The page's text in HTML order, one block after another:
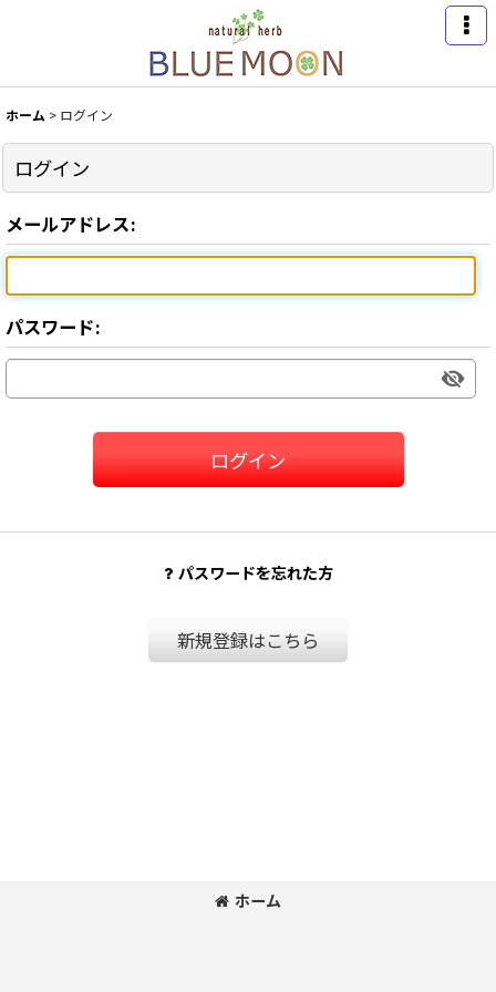
ホーム > ログイン
ログイン
メールアドレス:
パスワード:
ログイン
パスワードを忘れた方
新規登録はこちら
ホーム